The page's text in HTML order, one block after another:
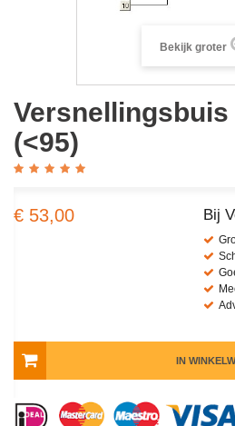
Bekijk groter
Versnellingsbuis
(<95)
€ 53,00 Bij
IN